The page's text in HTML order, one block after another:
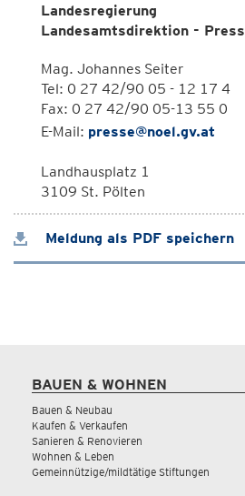
Landesregierung
Landesamtsdirektion -
Mag. Johannes Seiter
Tel: 0 27 42/90 05 - 12 17 4
Fax: 0 27 42/90 05-13 55 0
E-Mail: presse@noel.gv.at
Landhausplatz 1
3109 St. Pölten
Meldung als PDF speichern
BAUEN & WOHNEN
Bauen & Neubau
Kaufen & Verkaufen
Sanieren & Renovieren
Wohnen & Leben
Gemeinnützige/mildtätige Stiftungen